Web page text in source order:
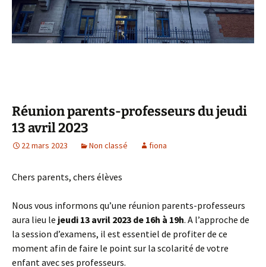
Réunion parents-professeurs du jeudi
13 avril 2023
22 mars 2023 Non classé fiona
Chers parents, chers élèves
Nous vous informons qu’une réunion parents-professeurs
aura lieu le jeudi 13 avril 2023 de 16h à 19h. A l’approche de
la session d’examens, il est essentiel de profiter de ce
moment afin de faire le point sur la scolarité de votre
enfant avec ses professeurs.